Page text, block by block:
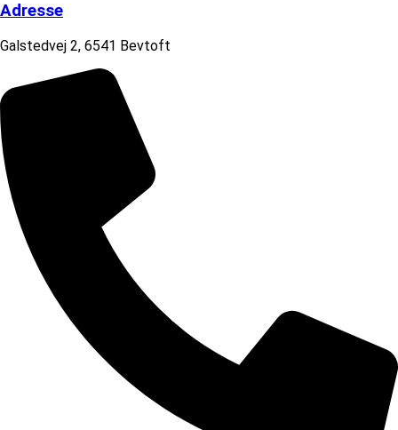
Adresse
Galstedvej 2, 6541 Bevtoft